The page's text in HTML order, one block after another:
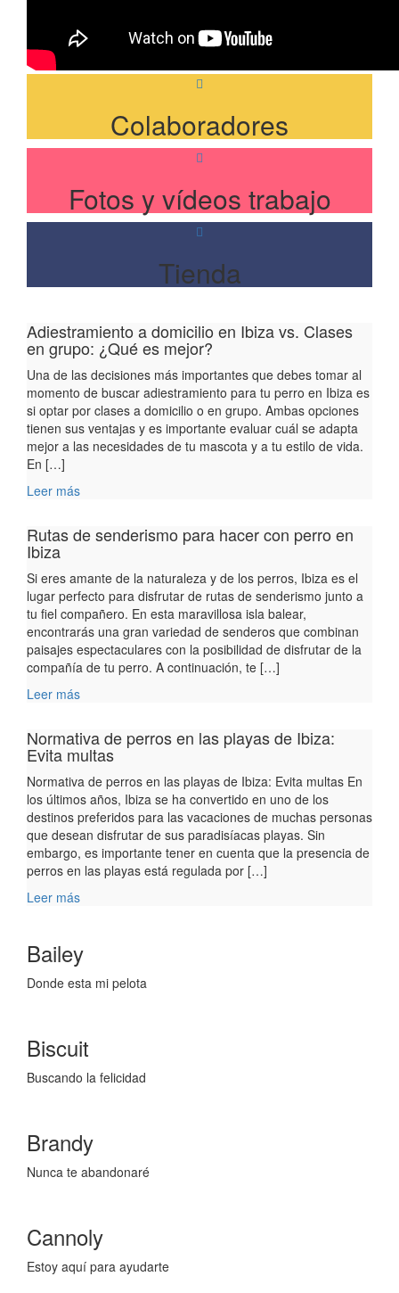
Colaboradores
Fotos y vídeos trabajo
Tienda
Adiestramiento a domicilio en Ibiza vs. Clases
en grupo: ¿Qué es mejor?
Una de las decisiones más importantes que debes tomar al
momento de buscar adiestramiento para tu perro en Ibiza es
si optar por clases a domicilio o en grupo. Ambas opciones
tienen sus ventajas y es importante evaluar cuál se adapta
mejor a las necesidades de tu mascota y a tu estilo de vida.
En […]
Leer más
Rutas de senderismo para hacer con perro en
Ibiza
Si eres amante de la naturaleza y de los perros, Ibiza es el
lugar perfecto para disfrutar de rutas de senderismo junto a
tu fiel compañero. En esta maravillosa isla balear,
encontrarás una gran variedad de senderos que combinan
paisajes espectaculares con la posibilidad de disfrutar de la
compañía de tu perro. A continuación, te […]
Leer más
Normativa de perros en las playas de Ibiza:
Evita multas
Normativa de perros en las playas de Ibiza: Evita multas En
los últimos años, Ibiza se ha convertido en uno de los
destinos preferidos para las vacaciones de muchas personas
que desean disfrutar de sus paradisíacas playas. Sin
embargo, es importante tener en cuenta que la presencia de
perros en las playas está regulada por […]
Leer más
Bailey
Donde esta mi pelota
Biscuit
Buscando la felicidad
Brandy
Nunca te abandonaré
Cannoly
Estoy aquí para ayudarte